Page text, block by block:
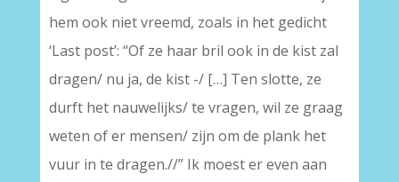
hem ook niet vreemd, zoals in het gedicht
‘Last post’: “Of ze haar bril ook in de kist zal
dragen/ nu ja, de kist -/ […] Ten slotte, ze
durft het nauwelijks/ te vragen, wil ze graag
weten of er mensen/ zijn om de plank het
vuur in te dragen.//” Ik moest er even aan